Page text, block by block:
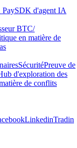
PaySDK d'agent IA
BTC/
en matière de
SécuritéPreuve de
d'exploration des
de conflits
LinkedinTradin